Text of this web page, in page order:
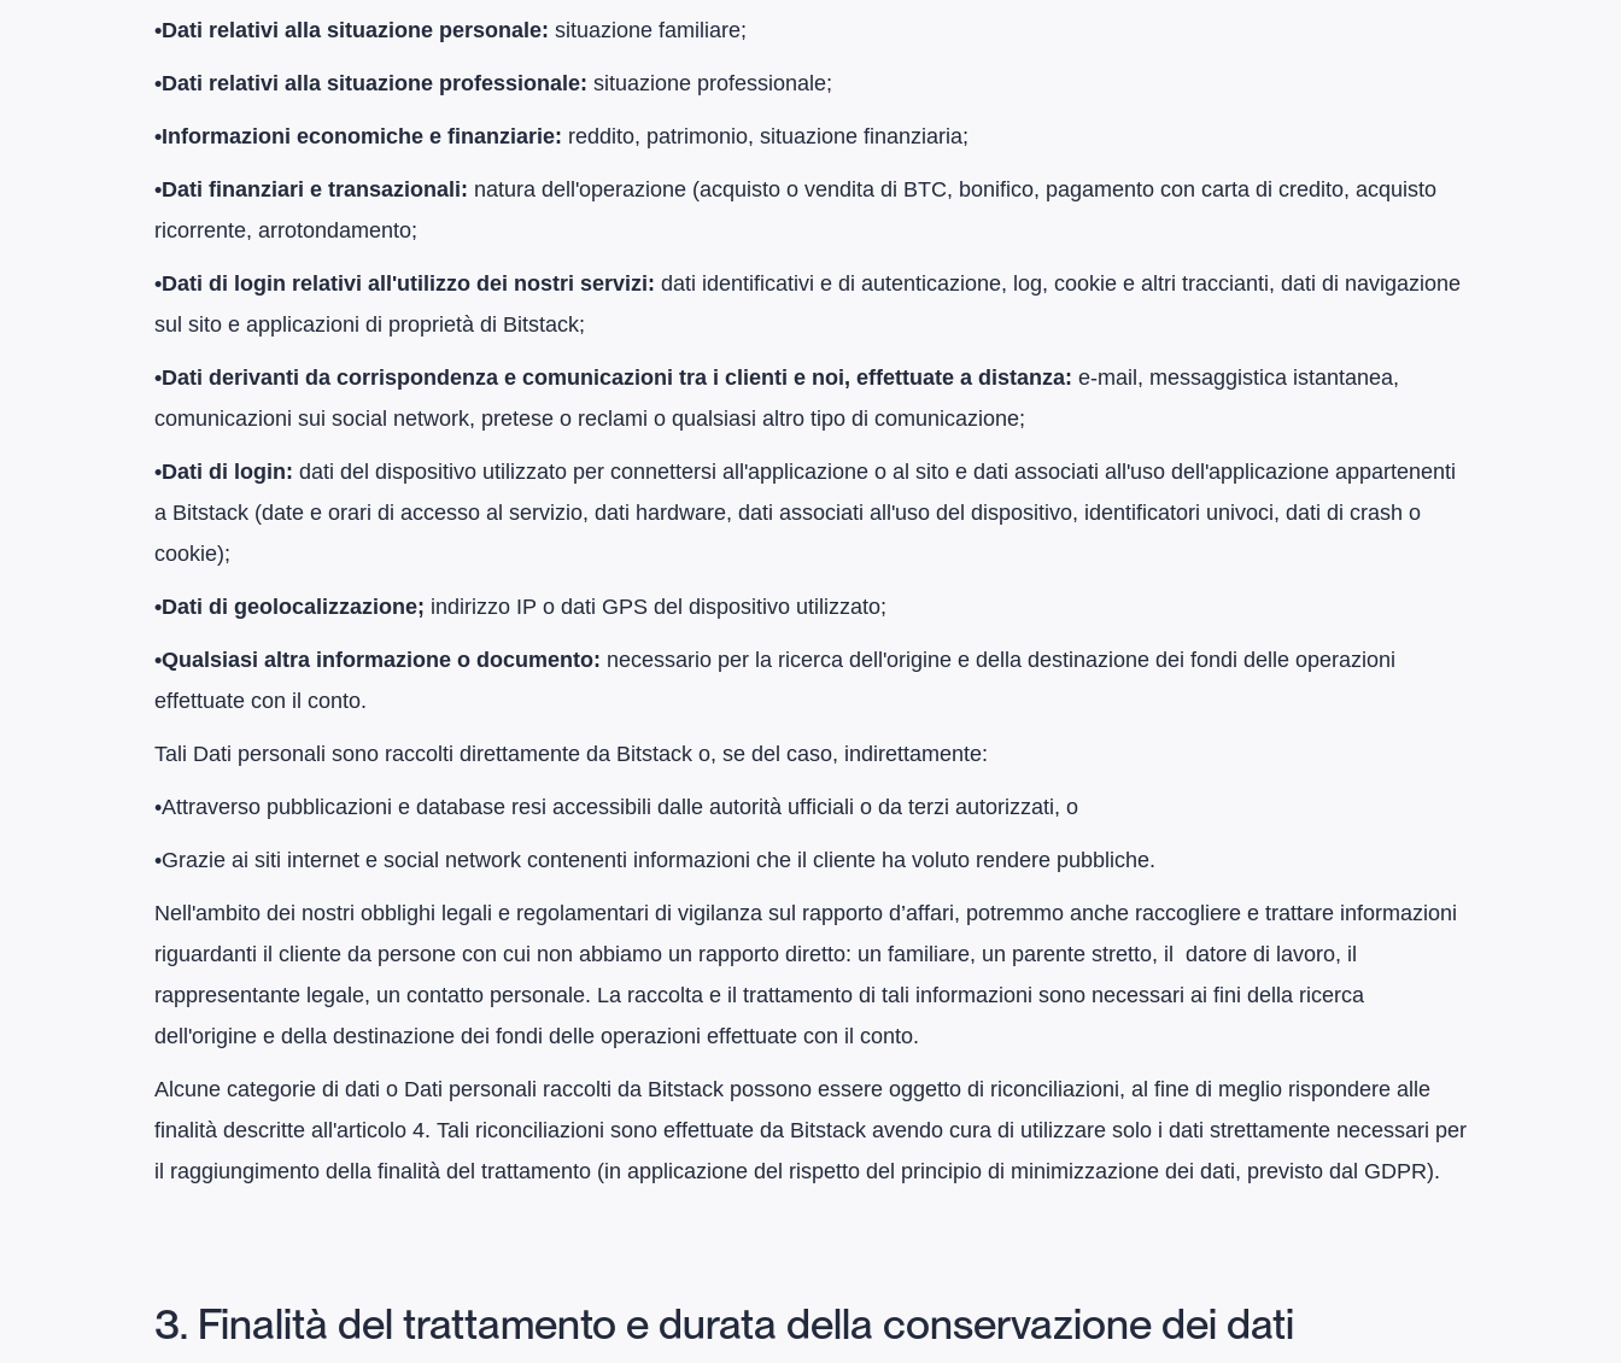
•Dati relativi alla situazione personale: situazione familiare;
•Dati relativi alla situazione professionale: situazione professionale;
•Informazioni economiche e finanziarie: reddito, patrimonio, situazione finanziaria;
•Dati finanziari e transazionali: natura dell'operazione (acquisto o vendita di BTC, bonifico, pagamento con carta di credito, acquisto
ricorrente, arrotondamento;
•Dati di login relativi all'utilizzo dei nostri servizi: dati identificativi e di autenticazione, log, cookie e altri traccianti, dati di navigazione
sul sito e applicazioni di proprietà di Bitstack;
•Dati derivanti da corrispondenza e comunicazioni tra i clienti e noi, effettuate a distanza: e-mail, messaggistica istantanea,
comunicazioni sui social network, pretese o reclami o qualsiasi altro tipo di comunicazione;
•Dati di login: dati del dispositivo utilizzato per connettersi all'applicazione o al sito e dati associati all'uso dell'applicazione appartenenti
a Bitstack (date e orari di accesso al servizio, dati hardware, dati associati all'uso del dispositivo, identificatori univoci, dati di crash o
cookie);
•Dati di geolocalizzazione; indirizzo IP o dati GPS del dispositivo utilizzato;
•Qualsiasi altra informazione o documento: necessario per la ricerca dell'origine e della destinazione dei fondi delle operazioni
effettuate con il conto.
Tali Dati personali sono raccolti direttamente da Bitstack o, se del caso, indirettamente:
​•​Attraverso pubblicazioni e database resi accessibili dalle autorità ufficiali o da terzi autorizzati, o
​•​Grazie ai siti internet e social network contenenti informazioni che il cliente ha voluto rendere pubbliche.
Nell'ambito dei nostri obblighi legali e regolamentari di vigilanza sul rapporto d’affari, potremmo anche raccogliere e trattare informazioni
riguardanti il cliente da persone con cui non abbiamo un rapporto diretto: un familiare, un parente stretto, il datore di lavoro, il
rappresentante legale, un contatto personale. La raccolta e il trattamento di tali informazioni sono necessari ai fini della ricerca
dell'origine e della destinazione dei fondi delle operazioni effettuate con il conto.
Alcune categorie di dati o Dati personali raccolti da Bitstack possono essere oggetto di riconciliazioni, al fine di meglio rispondere alle
finalità descritte all'articolo 4. Tali riconciliazioni sono effettuate da Bitstack avendo cura di utilizzare solo i dati strettamente necessari per
il raggiungimento della finalità del trattamento (in applicazione del rispetto del principio di minimizzazione dei dati, previsto dal GDPR).
3. Finalità del trattamento e durata della conservazione dei dati